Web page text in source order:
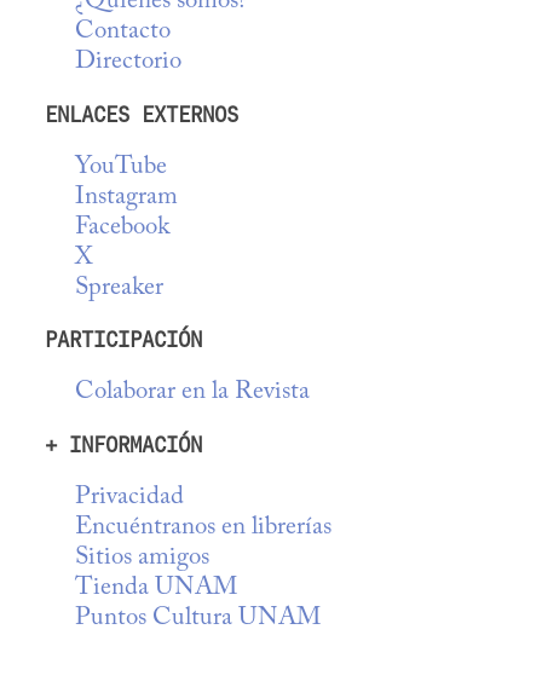
Contacto
Directorio
ENLACES EXTERNOS
YouTube
Instagram
Facebook
X
Spreaker
PARTICIPACIÓN
Colaborar en la Revista
+ INFORMACIÓN
Privacidad
Encuéntranos en librerías
Sitios amigos
Tienda UNAM
Puntos Cultura UNAM